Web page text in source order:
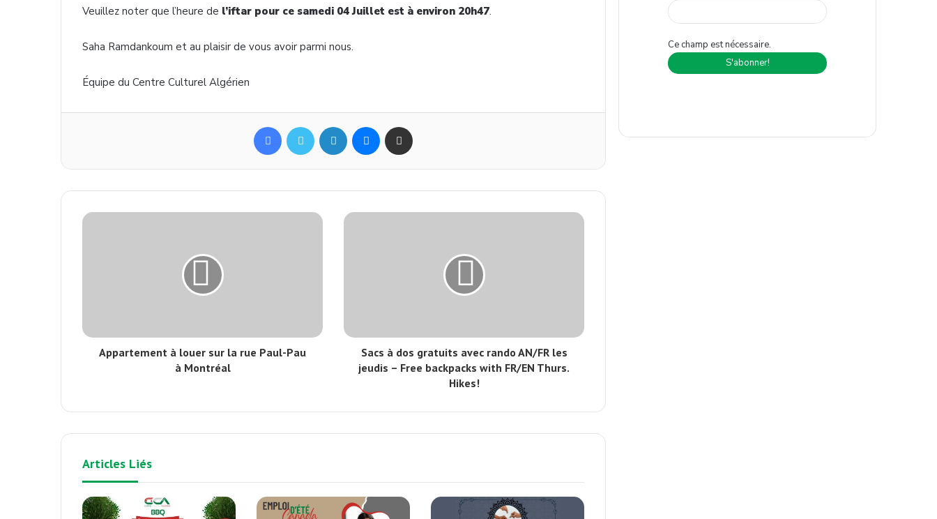
Veuillez noter que l’heure de l’iftar pour ce samedi 04 Juillet est à environ 20h47.
Saha Ramdankoum et au plaisir de vous avoir parmi nous.
Équipe du Centre Culturel Algérien
Appartement à louer sur la rue Paul-Pau
à Montréal
Sacs à dos gratuits avec rando AN/FR les
jeudis – Free backpacks with FR/EN Thurs.
Hikes!
Articles Liés
Ce champ est nécessaire.